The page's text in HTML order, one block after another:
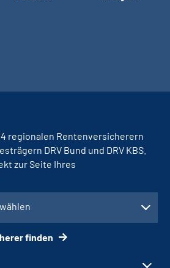
regionalen Rentenversicherern
DRV Bund und DRV KBS.
zur Seite Ihres
finden